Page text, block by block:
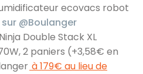
ecovacs robot
sur @Boulanger
Double Stack XL
2 paniers (+3,58€ en
à 179€ au lieu de